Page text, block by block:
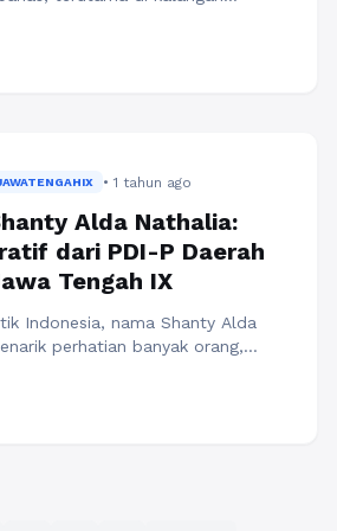
Partai Kebangkitan Bangsa
• 1 tahun ago
Alda Nathalia:
dari PDI-P Daerah
Tengah IX
Indonesia, nama Shanty Alda
perhatian banyak orang,
perubahan. Sebagai